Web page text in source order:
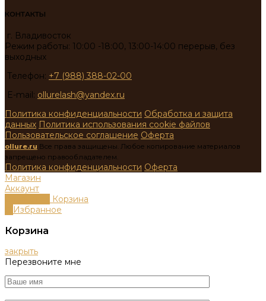
КОНТАКТЫ
г. Владивосток
Режим работы: 10:00 -18:00, 13:00-14:00 перерыв, без
выходных
Телефон: +7 (988) 388-02-00
E-mail: ollurelash@yandex.ru
Политика конфиденциальности Обработка и защита
данных Политика использования cookie файлов
Пользовательское соглашение Оферта
ollure.ru Все права защищены. Любое копирование материалов
запрещено правообладателем.
Политика конфиденциальности Оферта
Магазин
Аккаунт
Корзина
Избранное
Корзина
закрыть
Перезвоните мне